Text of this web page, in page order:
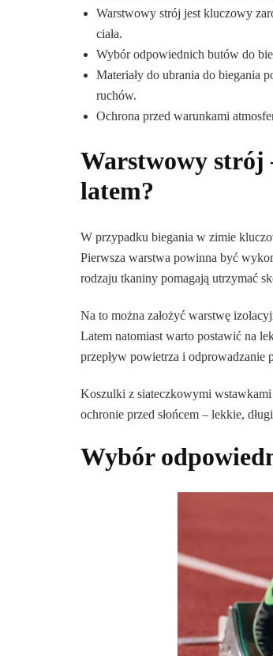
Warstwowy strój jest kluczowy
ciała.
Wybór odpowiednich butów do
Materiały do ubrania do biegania
ruchów.
Ochrona przed warunkami
Warstwowy strój
latem?
W przypadku biegania w zimie
Pierwsza warstwa powinna być
rodzaju tkaniny pomagają utrzymać
Na to można założyć warstwę
Latem natomiast warto postawić na
przepływ powietrza i odprowadzanie
Koszulki z siateczkowymi
ochronie przed słońcem – lekkie,
Wybór